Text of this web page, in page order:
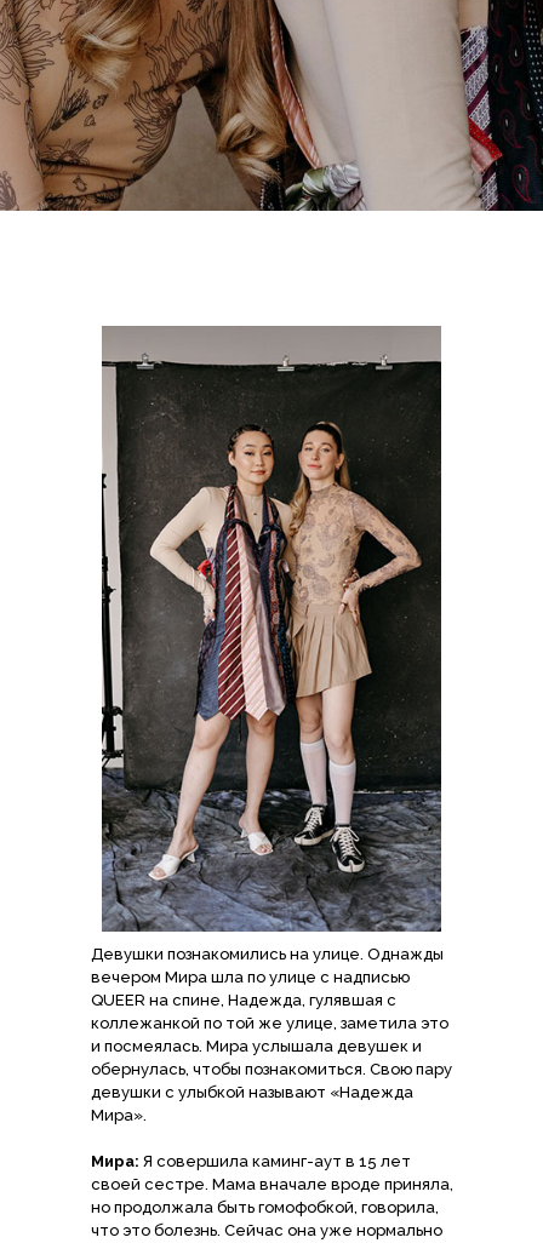
Девушки познакомились на улице. Однажды
вечером Мира шла по улице с надписью
QUEER на спине, Надежда, гулявшая с
коллежанкой по той же улице, заметила это
и посмеялась. Мира услышала девушек и
обернулась, чтобы познакомиться. Свою пару
девушки с улыбкой называют «Надежда
Мира».
Мира: Я совершила каминг-аут в 15 лет
своей сестре. Мама вначале вроде приняла,
но продолжала быть гомофобкой, говорила,
что это болезнь. Сейчас она уже нормально